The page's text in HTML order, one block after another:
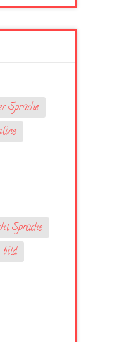
Sprüche
Sprüche
bild